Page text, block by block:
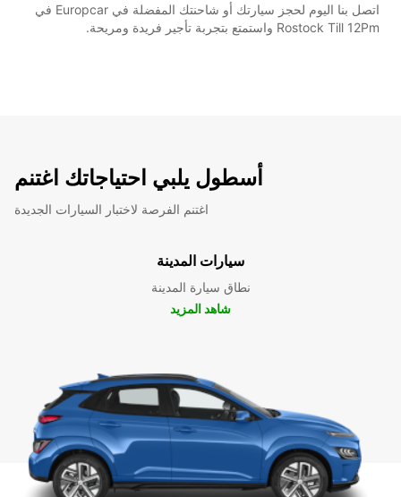
اتصل بنا اليوم لحجز سيارتك أو شاحنتك المفضلة في Europcar في
Rostock Till 12Pm واستمتع بتجربة تأجير فريدة ومريحة.
أسطول يلبي احتياجاتك اغتنم
اغتنم الفرصة لاختبار السيارات الجديدة
سيارات المدينة
نطاق سيارة المدينة
شاهد المزيد